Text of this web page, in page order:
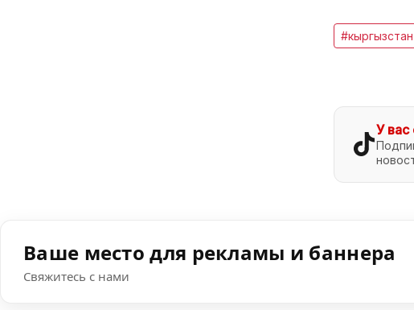
#кыргызстан
У вас
Ваше место для рекламы и баннера
Свяжитесь с нами